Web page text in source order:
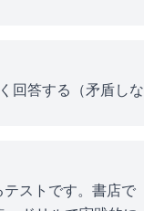
回答する（矛盾しな
テストです。書店で